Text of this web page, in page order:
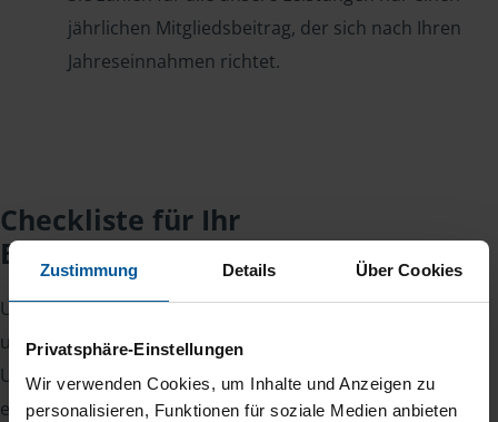
Zustimmung Details Über Cookies
Privatsphäre-Einstellungen
Wir verwenden Cookies, um Inhalte und Anzeigen zu
personalisieren, Funktionen für soziale Medien anbieten
jährlichen Mitgliedsbeitrag, der sich nach Ihren
Jahreseinnahmen richtet.
Checkliste für Ihr
Beratungsgespräch
Um Ihre Steuererklärung erstellen zu können, benötigen
unsere Beraterinnen und Berater eine Reihe von
Unterlagen von Ihnen. Dazu gehört beispielsweise die
elektronische Lohnsteuerbescheinigung, Ihre